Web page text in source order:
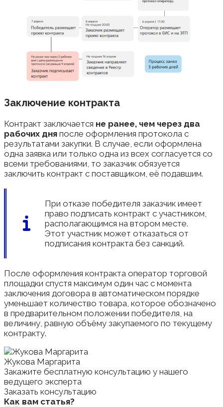
Заключение контракта
Контракт заключается не ранее, чем через два
рабочих дня после оформления протокола с
результатами закупки. В случае, если оформлена
одна заявка или только одна из всех согласуется со
всеми требованиями, то заказчик обязуется
заключить контракт с поставщиком, её подавшим.
При отказе победителя заказчик имеет
право подписать контракт с участником,
располагающимся на втором месте.
Этот участник может отказаться от
подписания контракта без санкций.
После оформления контракта оператор торговой
площадки спустя максимум один час с момента
заключения договора в автоматическом порядке
уменьшает количество товара, которое обозначено
в предварительном положении победителя, на
величину, равную объёму закупаемого по текущему
контракту.
Жукова Маргарита
Закажите бесплатную консультацию у нашего
ведущего эксперта
Заказать консультацию
Как вам статья?